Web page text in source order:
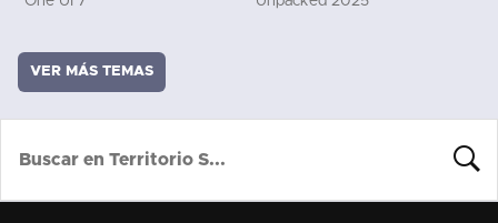
VER MÁS TEMAS